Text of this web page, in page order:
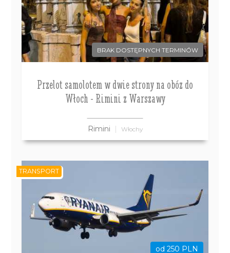
BRAK DOSTĘPNYCH TERMINÓW
Przelot samolotem w dwie strony na obóz do
Włoch - Rimini z Warszawy
Rimini Włochy
od 250 PLN
TRANSPORT